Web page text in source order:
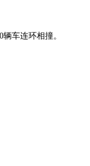
车连环相撞。